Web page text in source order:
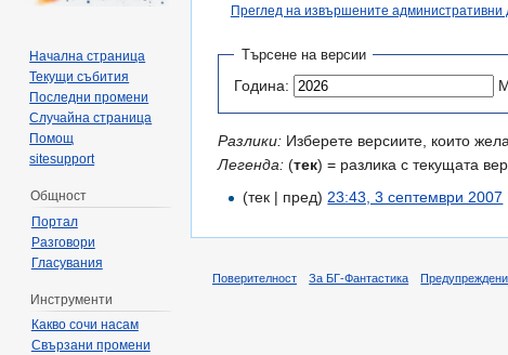
Преглед на извършените административни
Търсене на версии
Година:
Разлики: Изберете версиите, които
Легенда: (тек) = разлика с текущата
(тек | пред) 23:43, 3 септември 2007
Начална страница
Текущи събития
Последни промени
Случайна страница
Помощ
sitesupport
Общност
Портал
Разговори
Гласувания
Инструменти
Какво сочи насам
Свързани промени
Поверителност За БГ-Фантастика